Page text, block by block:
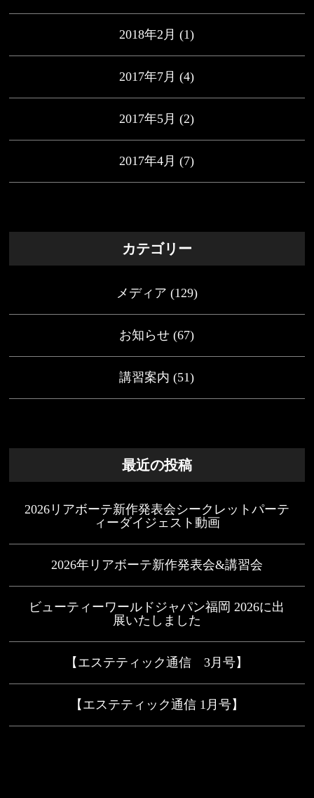
2018年2月 (1)
2017年7月 (4)
2017年5月 (2)
2017年4月 (7)
カテゴリー
メディア (129)
お知らせ (67)
講習案内 (51)
最近の投稿
2026リアボーテ新作発表会シークレットパーテ
ィーダイジェスト動画
2026年リアボーテ新作発表会&講習会
ビューティーワールドジャパン福岡 2026に出
展いたしました
【エステティック通信 3月号】
【エステティック通信 1月号】